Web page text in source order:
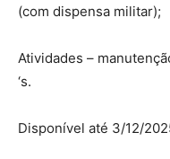
(com dispensa militar);
Atividades –
‘s.
Disponível até 3/12/